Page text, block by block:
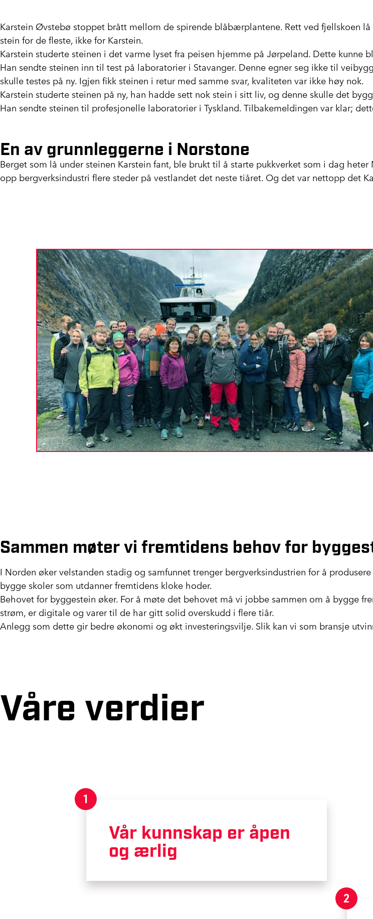
Karstein Øvstebø stoppet brått mellom de spirende blåbærplantene. Rett ved fjellskoen
stein for de fleste, ikke for Karstein.
Karstein studerte steinen i det varme lyset fra peisen hjemme på Jørpeland. Dette kunne
Han sendte steinen inn til test på laboratorier i Stavanger. Denne egner seg ikke til
skulle testes på ny. Igjen fikk steinen i retur med samme svar, kvaliteten var ikke høy nok.
Karstein studerte steinen på ny, han hadde sett nok stein i sitt liv, og denne skulle det
Han sendte steinen til profesjonelle laboratorier i Tyskland. Tilbakemeldingen var klar;
En av grunnleggerne i Norstone
Berget som lå under steinen Karstein fant, ble brukt til å starte pukkverket som i dag
opp bergverksindustri flere steder på vestlandet det neste tiåret. Og det var nettopp det
Sammen møter vi fremtidens behov for
I Norden øker velstanden stadig og samfunnet trenger bergverksindustrien for å
bygge skoler som utdanner fremtidens kloke hoder.
Behovet for byggestein øker. For å møte det behovet må vi jobbe sammen om å bygge
strøm, er digitale og varer til de har gitt solid overskudd i flere tiår.
Anlegg som dette gir bedre økonomi og økt investeringsvilje. Slik kan vi som bransje
Våre verdier
1
Vår kunnskap er åpen
og ærlig
2